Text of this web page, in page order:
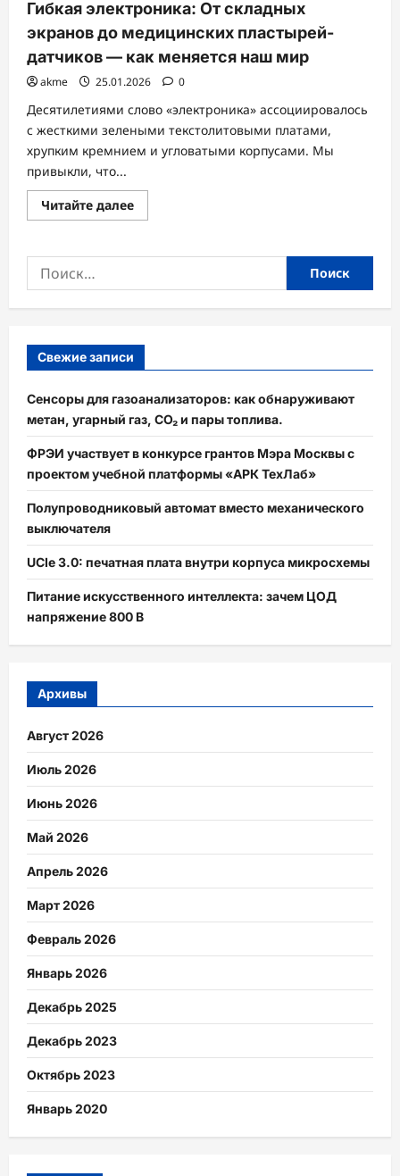
в
SDK
Гибкая электроника: От складных
экранов до медицинских пластырей-
датчиков — как меняется наш мир
akme 25.01.2026 0
Десятилетиями слово «электроника» ассоциировалось
с жесткими зелеными текстолитовыми платами,
хрупким кремнием и угловатыми корпусами. Мы
привыкли, что...
Читайте далееПрочитать
больше
электроника:
экранов
до
датчиков
как
мир
Найти:
Свежие записи
Сенсоры для газоанализаторов: как обнаруживают
метан, угарный газ, CO₂ и пары топлива.
ФРЭИ участвует в конкурсе грантов Мэра Москвы с
проектом учебной платформы «АРК ТехЛаб»
Полупроводниковый автомат вместо механического
выключателя
UCIe 3.0: печатная плата внутри корпуса микросхемы
Питание искусственного интеллекта: зачем ЦОД
напряжение 800 В
Архивы
Август 2026
Июль 2026
Июнь 2026
Май 2026
Апрель 2026
Март 2026
Февраль 2026
Январь 2026
Декабрь 2025
Декабрь 2023
Октябрь 2023
Январь 2020